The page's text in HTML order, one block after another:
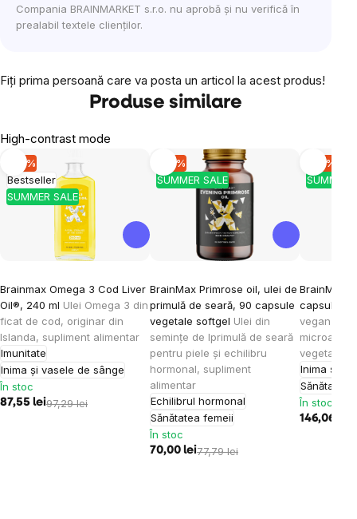
Compania BRAINMARKET s.r.o. nu aprobă și nu verifică în
prealabil textele clienților.
Fiţi prima persoană care va posta un articol la acest produs!
Produse similare
High-contrast mode
Bestseller
SUMMER SALE
-10 %
Brainmax Omega 3 Cod Liver
Oil®, 240 ml Ulei Omega 3 din
ficat de cod, originar din
Islanda, supliment alimentar
Imunitate
Inima și vasele de sânge
În stoc
87,55 lei97,29 lei
SUMMER SALE
-10 %
BrainMax Primrose oil, ulei de
primulă de seară, 90 capsule
vegetale softgel Ulei din
semințe de lprimulă de seară
pentru piele și echilibru
hormonal, supliment
alimentar
Echilibrul hormonal
Sănătatea femeii
În stoc
70,00 lei77,79 lei
SUMMER
-10 %
BrainMax
capsule
vegan
microalge
vegetale,
Inima și
Sănătatea
În stoc
146,06 lei